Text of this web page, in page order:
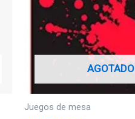
AGOTADO
Juegos de mesa